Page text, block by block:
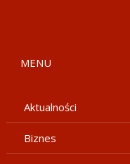
MENU
Aktualności
Biznes